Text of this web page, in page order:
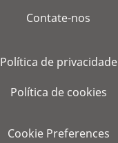
Contate-nos
Política de privacidade
Política de cookies
Cookie Preferences